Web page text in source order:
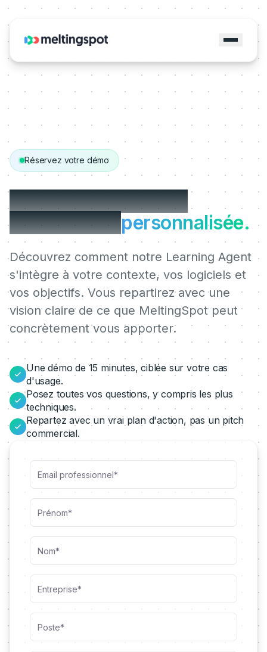
Réservez votre démo
Obtenez votre démo
MeltingSpotpersonnalisée.
Découvrez comment notre Learning Agent
s'intègre à votre contexte, vos logiciels et
vos objectifs. Vous repartirez avec une
vision claire de ce que MeltingSpot peut
concrètement vous apporter.
Une démo de 15 minutes, ciblée sur votre cas
d'usage.
Posez toutes vos questions, y compris les plus
techniques.
Repartez avec un vrai plan d'action, pas un pitch
commercial.